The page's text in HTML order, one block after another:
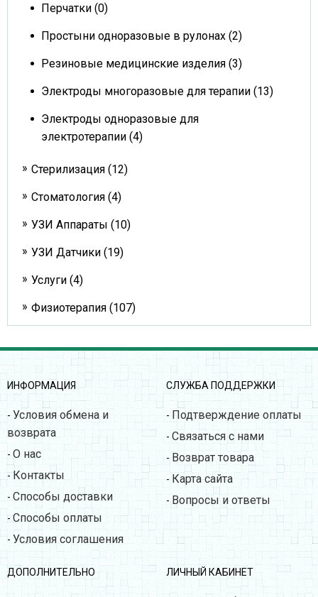
Перчатки (0)
Простыни одноразовые в рулонах (2)
Резиновые медицинские изделия (3)
Электроды многоразовые для терапии (13)
Электроды одноразовые для
электротерапии (4)
Стерилизация (12)
Стоматология (4)
УЗИ Аппараты (10)
УЗИ Датчики (19)
Услуги (4)
Физиотерапия (107)
ИНФОРМАЦИЯ
- Условия обмена и
возврата
- О нас
-Контакты
- Способы доставки
-Способы оплаты
- Условия соглашения
СЛУЖБА ПОДДЕРЖКИ
-Подтверждение оплаты
- Связаться с нами
-Возврат товара
-Карта сайта
-Вопросы и ответы
ДОПОЛНИТЕЛЬНО ЛИЧНЫЙ КАБИНЕТ